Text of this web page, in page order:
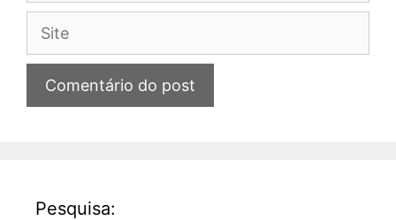
Site
Pesquisa: